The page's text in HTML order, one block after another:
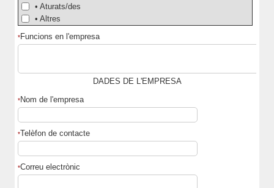
• Aturats/des
• Altres
*Funcions en l'empresa
DADES DE L'EMPRESA
*Nom de l'empresa
*Telèfon de contacte
*Correu electrònic